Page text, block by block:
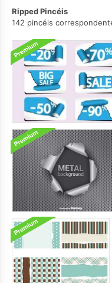
Ripped Pincéis
142 pincéis